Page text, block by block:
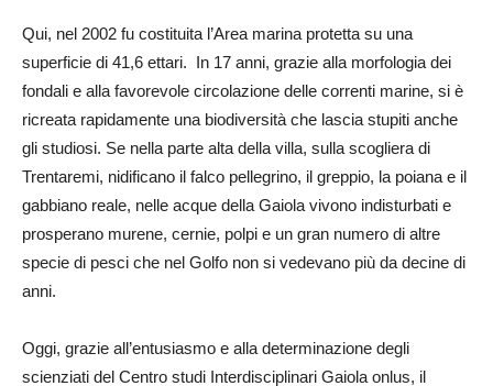
Qui, nel 2002 fu costituita l’Area marina protetta su una
superficie di 41,6 ettari. In 17 anni, grazie alla morfologia dei
fondali e alla favorevole circolazione delle correnti marine, si è
ricreata rapidamente una biodiversità che lascia stupiti anche
gli studiosi. Se nella parte alta della villa, sulla scogliera di
Trentaremi, nidificano il falco pellegrino, il greppio, la poiana e il
gabbiano reale, nelle acque della Gaiola vivono indisturbati e
prosperano murene, cernie, polpi e un gran numero di altre
specie di pesci che nel Golfo non si vedevano più da decine di
anni.
Oggi, grazie all’entusiasmo e alla determinazione degli
scienziati del Centro studi Interdisciplinari Gaiola onlus, il